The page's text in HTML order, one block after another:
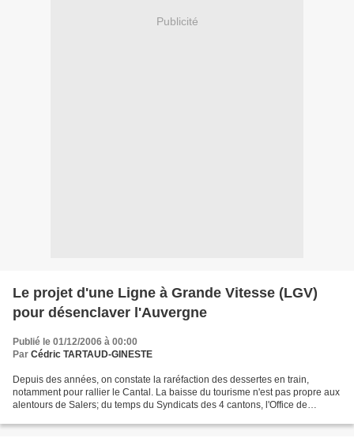
Publicité
Le projet d'une Ligne à Grande Vitesse (LGV)
pour désenclaver l'Auvergne
Publié le 01/12/2006 à 00:00
Par Cédric TARTAUD-GINESTE
Depuis des années, on constate la raréfaction des dessertes en train,
notamment pour rallier le Cantal. La baisse du tourisme n'est pas propre aux
alentours de Salers; du temps du Syndicats des 4 cantons, l'Office de